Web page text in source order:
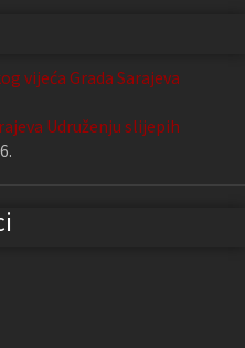
vijeća Grada Sarajeva
Udruženju slijepih